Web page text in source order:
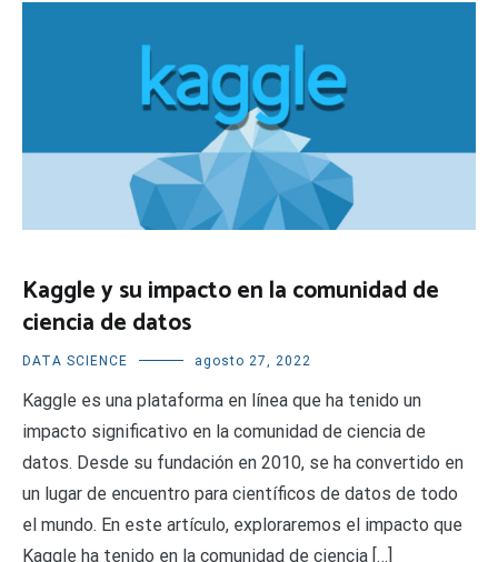
Kaggle y su impacto en la comunidad de
ciencia de datos
DATA SCIENCE agosto 27, 2022
Kaggle es una plataforma en línea que ha tenido un
impacto significativo en la comunidad de ciencia de
datos. Desde su fundación en 2010, se ha convertido en
un lugar de encuentro para científicos de datos de todo
el mundo. En este artículo, exploraremos el impacto que
Kaggle ha tenido en la comunidad de ciencia […]